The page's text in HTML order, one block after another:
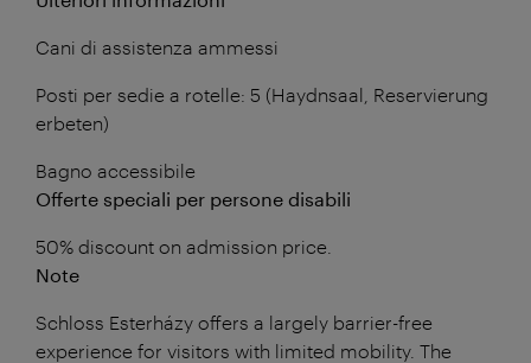
Cani di assistenza ammessi
Posti per sedie a rotelle: 5 (Haydnsaal, Reservierung
erbeten)
Bagno accessibile
Offerte speciali per persone disabili
50% discount on admission price.
Note
Schloss Esterházy offers a largely barrier-free
experience for visitors with limited mobility. The